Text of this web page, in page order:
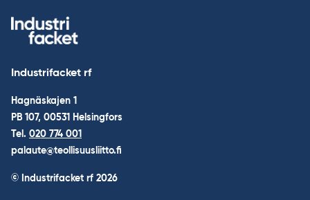
Industrifacket rf
Hagnäskajen 1
PB 107, 00531 Helsingfors
Tel. 020 774 001
palaute@teollisuusliitto.fi
© Industrifacket rf 2026